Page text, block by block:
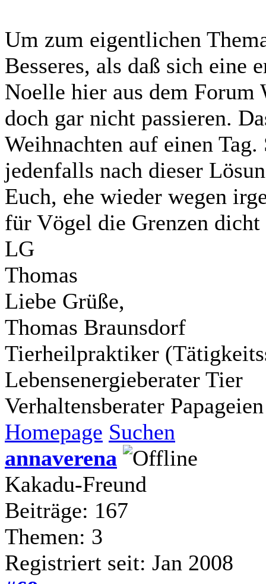
Um zum eigentlichen
Besseres, als daß sich eine
Noelle hier aus dem
doch gar nicht passieren.
Weihnachten auf einen
jedenfalls nach dieser
Euch, ehe wieder wegen
für Vögel die Grenzen dicht
LG
Thomas
Liebe Grüße,
Thomas Braunsdorf
Tierheilpraktiker
Lebensenergieberater Tier
Verhaltensberater Papageien
Homepage Suchen
annaverena
Kakadu-Freund
Beiträge: 167
Themen: 3
Registriert seit: Jan 2008